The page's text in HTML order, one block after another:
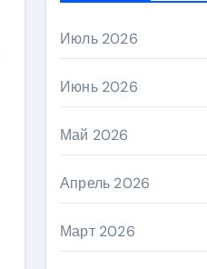
Июль 2026
Июнь 2026
Май 2026
Апрель 2026
Март 2026